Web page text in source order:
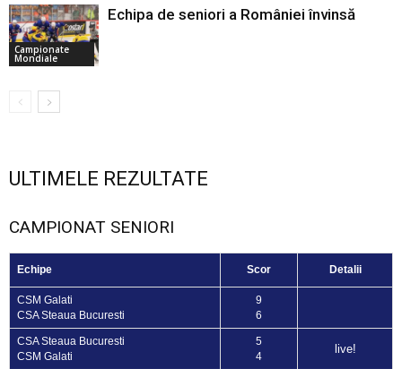
Campionate
Mondiale
Echipa de seniori a României învinsă
ULTIMELE REZULTATE
CAMPIONAT SENIORI
Echipe Scor Detalii
CSM Galati
CSA Steaua Bucuresti
9
6
CSA Steaua Bucuresti
CSM Galati
5
4
live!